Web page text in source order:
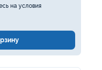
на условия